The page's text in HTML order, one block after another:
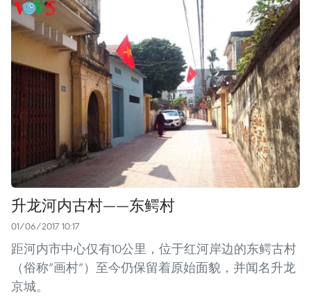
升龙河内古村——东鳄村
01/06/2017 10:17
距河内市中心仅有10公里，位于红河岸边的东鳄古村
（俗称“画村”）至今仍保留着原始面貌，并闻名升龙
京城。